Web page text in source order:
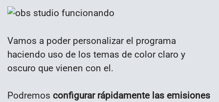
Vamos a poder personalizar el programa
haciendo uso de los temas de color claro y
oscuro que vienen con el.
Podremos configurar rápidamente las emisiones